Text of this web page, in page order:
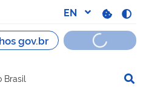
Brasil